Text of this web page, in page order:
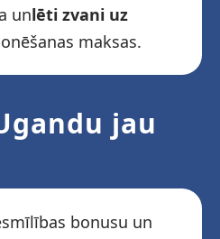
unlēti zvani uz
maksas.
jau
bonusu un